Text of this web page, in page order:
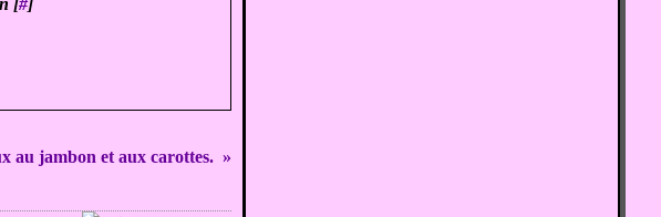
[#]
au jambon et aux carottes.